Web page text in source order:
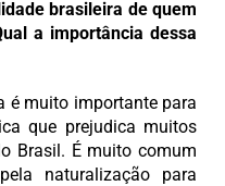
brasileira de quem
a importância dessa
é muito importante para
que prejudica muitos
Brasil. É muito comum
naturalização para